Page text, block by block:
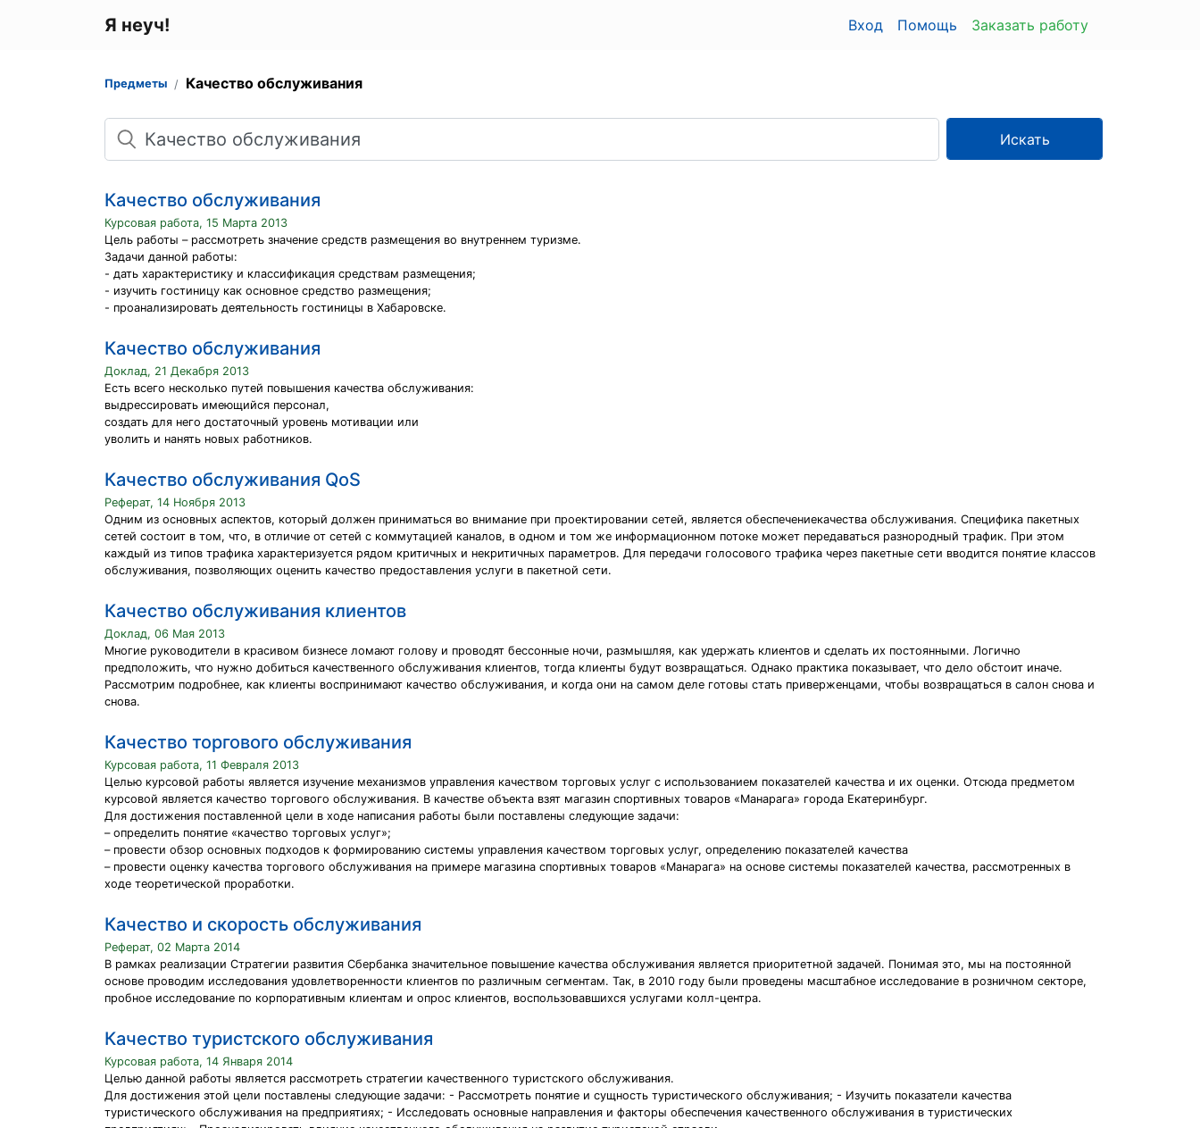
Я неуч! Вход Помощь Заказать работу
Предметы Качество обслуживания
Поиск
Искать
Качество обслуживания
Курсовая работа, 15 Марта 2013
Цель работы – рассмотреть значение средств размещения во внутреннем туризме.
Задачи данной работы:
- дать характеристику и классификация средствам размещения;
- изучить гостиницу как основное средство размещения;
- проанализировать деятельность гостиницы в Хабаровске.
Качество обслуживания
Доклад, 21 Декабря 2013
Есть всего несколько путей повышения качества обслуживания:
выдрессировать имеющийся персонал,
создать для него достаточный уровень мотивации или
уволить и нанять новых работников.
Качество обслуживания QoS
Реферат, 14 Ноября 2013
Одним из основных аспектов, который должен приниматься во внимание при проектировании сетей, является обеспечениекачества обслуживания. Специфика пакетных
сетей состоит в том, что, в отличие от сетей с коммутацией каналов, в одном и том же информационном потоке может передаваться разнородный трафик. При этом
каждый из типов трафика характеризуется рядом критичных и некритичных параметров. Для передачи голосового трафика через пакетные сети вводится понятие классов
обслуживания, позволяющих оценить качество предоставления услуги в пакетной сети.
Качество обслуживания клиентов
Доклад, 06 Мая 2013
Многие руководители в красивом бизнесе ломают голову и проводят бессонные ночи, размышляя, как удержать клиентов и сделать их постоянными. Логично
предположить, что нужно добиться качественного обслуживания клиентов, тогда клиенты будут возвращаться. Однако практика показывает, что дело обстоит иначе.
Рассмотрим подробнее, как клиенты воспринимают качество обслуживания, и когда они на самом деле готовы стать приверженцами, чтобы возвращаться в салон снова и
снова.
Качество торгового обслуживания
Курсовая работа, 11 Февраля 2013
Целью курсовой работы является изучение механизмов управления качеством торговых услуг с использованием показателей качества и их оценки. Отсюда предметом
курсовой является качество торгового обслуживания. В качестве объекта взят магазин спортивных товаров «Манарага» города Екатеринбург.
Для достижения поставленной цели в ходе написания работы были поставлены следующие задачи:
– определить понятие «качество торговых услуг»;
– провести обзор основных подходов к формированию системы управления качеством торговых услуг, определению показателей качества
– провести оценку качества торгового обслуживания на примере магазина спортивных товаров «Манарага» на основе системы показателей качества, рассмотренных в
ходе теоретической проработки.
Качество и скорость обслуживания
Реферат, 02 Марта 2014
В рамках реализации Стратегии развития Сбербанка значительное повышение качества обслуживания является приоритетной задачей. Понимая это, мы на постоянной
основе проводим исследования удовлетворенности клиентов по различным сегментам. Так, в 2010 году были проведены масштабное исследование в розничном секторе,
пробное исследование по корпоративным клиентам и опрос клиентов, воспользовавшихся услугами колл-центра.
Качество туристского обслуживания
Курсовая работа, 14 Января 2014
Целью данной работы является рассмотреть стратегии качественного туристского обслуживания.
Для достижения этой цели поставлены следующие задачи: - Рассмотреть понятие и сущность туристического обслуживания; - Изучить показатели качества
туристического обслуживания на предприятиях; - Исследовать основные направления и факторы обеспечения качественного обслуживания в туристических